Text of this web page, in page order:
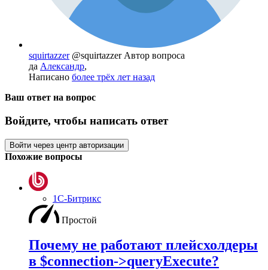
squirtazzer @squirtazzer Автор вопроса
да Александр,
Написано более трёх лет назад
Ваш ответ на вопрос
Войдите, чтобы написать ответ
Войти через центр авторизации
Похожие вопросы
1С-Битрикс
Простой
Почему не работают плейсхолдеры
в $connection->queryExecute?